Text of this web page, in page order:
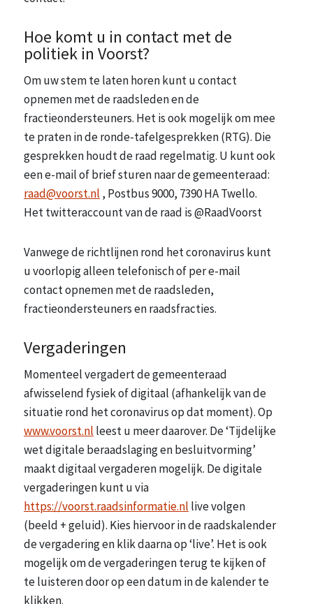
Hoe komt u in contact met de
politiek in Voorst?
Om uw stem te laten horen kunt u contact
opnemen met de raadsleden en de
fractieondersteuners. Het is ook mogelijk om mee
te praten in de ronde-tafelgesprekken (RTG). Die
gesprekken houdt de raad regelmatig. U kunt ook
een e-mail of brief sturen naar de gemeenteraad:
raad@voorst.nl , Postbus 9000, 7390 HA Twello.
Het twitteraccount van de raad is @RaadVoorst
Vanwege de richtlijnen rond het coronavirus kunt
u voorlopig alleen telefonisch of per e-mail
contact opnemen met de raadsleden,
fractieondersteuners en raadsfracties.
Vergaderingen
Momenteel vergadert de gemeenteraad
afwisselend fysiek of digitaal (afhankelijk van de
situatie rond het coronavirus op dat moment). Op
www.voorst.nl leest u meer daarover. De ‘Tijdelijke
wet digitale beraadslaging en besluitvorming’
maakt digitaal vergaderen mogelijk. De digitale
vergaderingen kunt u via
https://voorst.raadsinformatie.nl live volgen
(beeld + geluid). Kies hiervoor in de raadskalender
de vergadering en klik daarna op ‘live’. Het is ook
mogelijk om de vergaderingen terug te kijken of
te luisteren door op een datum in de kalender te
klikken.